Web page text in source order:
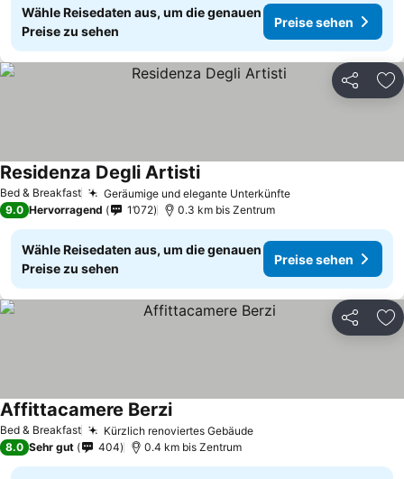
Wähle Reisedaten aus, um die genauen
Preise zu sehen
Preise sehen
Teilen
Bed & Breakfast Geräumige und elegante Unterkünfte
Residenza Degli Artisti
9.0 Hervorragend 1’072 0.3 km bis Zentrum
Wähle Reisedaten aus, um die genauen
Preise zu sehen
Preise sehen
Teilen
Bed & Breakfast Kürzlich renoviertes Gebäude
Affittacamere Berzi
8.0 Sehr gut 404 0.4 km bis Zentrum